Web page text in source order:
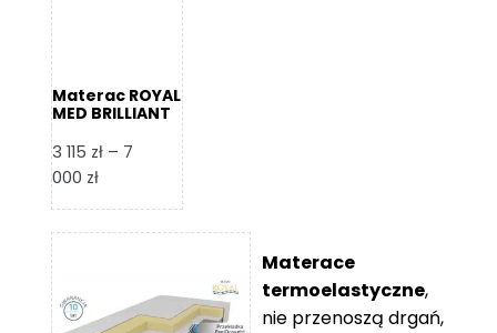
Materac ROYAL
MED BRILLIANT
3 115 zł – 7
000 złZakres
od
Materace
termoelastyczne,
nie przenoszą drgań,